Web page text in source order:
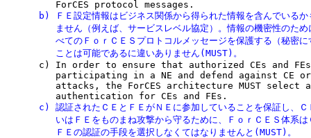
b) ＦＥ設定情報はビジネス関係から得られた情報を含んでいるか
ません（例えば、サービスレベル協定）。情報の機密性のため
べてのＦｏｒＣＥＳプロトコルメッセージを保護する（秘密に
         ことは可能であるに違いありません(MUST)。
c) In order to ensure that authorized CEs and
participating in a NE and defend against CE
attacks, the ForCES architecture MUST select
c) 認証されたＣＥとＦＥがＮＥに参加していることを保証し、Ｃ
いはＦＥをものまね攻撃から守るために、ＦｏｒＣＥＳ体系は
         ＦＥの認証の手段を選択しなくてはなりませんと(MUST)。